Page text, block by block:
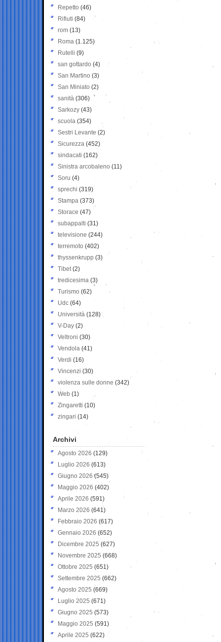
Repetto (46)
Rifiuti (84)
rom (13)
Roma (1.125)
Rutelli (9)
san gottardo (4)
San Martino (3)
San Miniato (2)
sanità (306)
Sarkozy (43)
scuola (354)
Sestri Levante (2)
Sicurezza (452)
sindacati (162)
Sinistra arcobaleno (11)
Soru (4)
sprechi (319)
Stampa (373)
Storace (47)
subappalti (31)
televisione(244)
terremoto (402)
thyssenkrupp (3)
Tibet(2)
tredicesima (3)
Turismo (62)
Udc (64)
Università (128)
V-Day (2)
Veltroni (30)
Vendola (41)
Verdi (16)
Vincenzi (30)
violenza sulle donne (342)
Web (1)
Zingaretti (10)
zingari (14)
Archivi
Agosto 2026 (129)
Luglio 2026 (613)
Giugno 2026 (545)
Maggio 2026 (402)
Aprile 2026 (591)
Marzo 2026 (641)
Febbraio 2026 (617)
Gennaio 2026 (652)
Dicembre 2025 (627)
Novembre 2025 (668)
Ottobre 2025 (651)
Settembre 2025 (662)
Agosto 2025 (669)
Luglio 2025 (671)
Giugno 2025 (573)
Maggio 2025 (591)
Aprile 2025 (622)